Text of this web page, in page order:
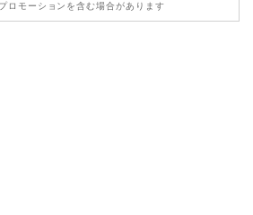
ロモーションを含む場合があります